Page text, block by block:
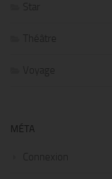
Star
Théâtre
Voyage
MÉTA
Connexion